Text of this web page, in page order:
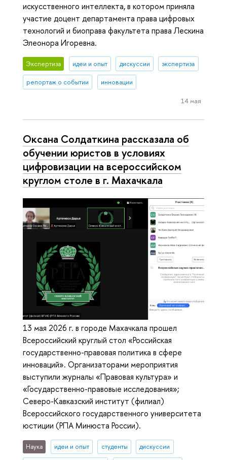
искусственного интеллекта, в котором приняла
участие доцент департамента права цифровых
технологий и биоправа факультета права Лескина
Элеонора Игоревна.
Экспертиза идеи и опыт дискуссии экспертиза
репортаж о событии инновации
14 мая
Оксана Солдаткина рассказала об
обучении юристов в условиях
цифровизации на всероссийском
круглом столе в г. Махачкала
13 мая 2026 г. в городе Махачкала прошел
Всероссийский круглый стол «Российская
государственно-правовая политика в сфере
инноваций». Организаторами мероприятия
выступили журналы «Правовая культура» и
«Государственно-правовые исследования»;
Северо-Кавказский институт (филиал)
Всероссийского государственного университета
юстиции (РПА Минюста России).
Наука идеи и опыт студенты дискуссии